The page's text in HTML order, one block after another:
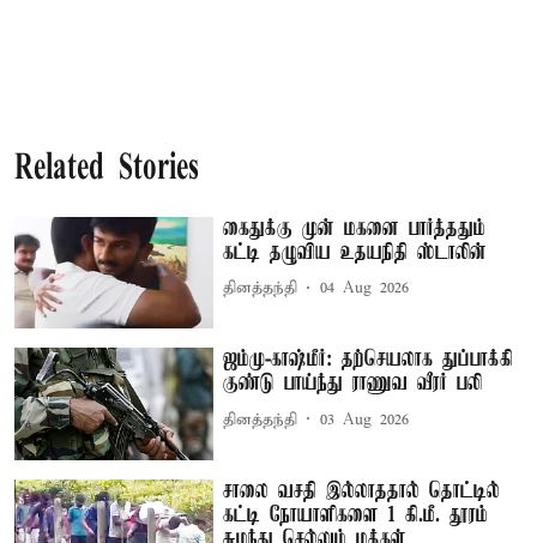
Related Stories
கைதுக்கு முன் மகனை பார்த்ததும்
கட்டி தழுவிய உதயநிதி ஸ்டாலின்
தினத்தந்தி 04 Aug 2026
ஜம்மு-காஷ்மீர்: தற்செயலாக துப்பாக்கி
குண்டு பாய்ந்து ராணுவ வீரர் பலி
தினத்தந்தி 03 Aug 2026
சாலை வசதி இல்லாததால் தொட்டில்
கட்டி நோயாளிகளை 1 கி.மீ. தூரம்